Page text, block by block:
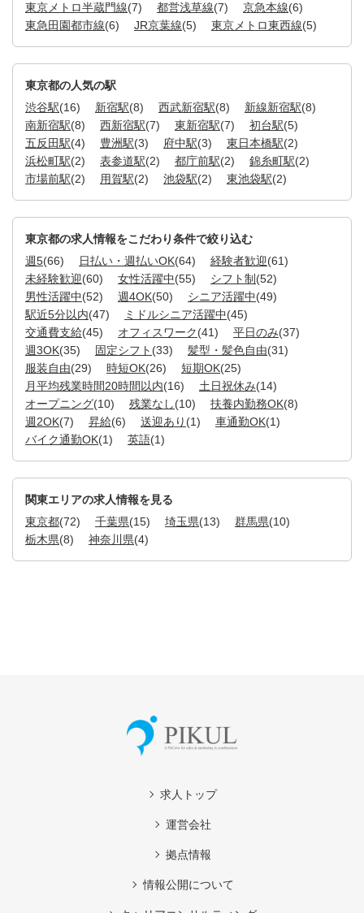
東京メトロ半蔵門線(7) 都営浅草線(7) 京急本線(6)
東急田園都市線(6) JR京葉線(5) 東京メトロ東西線(5)
東京都の人気の駅
渋谷駅(16) 新宿駅(8) 西武新宿駅(8) 新線新宿駅(8)
南新宿駅(8) 西新宿駅(7) 東新宿駅(7) 初台駅(5)
五反田駅(4) 豊洲駅(3) 府中駅(3) 東日本橋駅(2)
浜松町駅(2) 表参道駅(2) 都庁前駅(2) 錦糸町駅(2)
市場前駅(2) 用賀駅(2) 池袋駅(2) 東池袋駅(2)
東京都の求人情報をこだわり条件で絞り込む
週5(66) 日払い・週払いOK(64) 経験者歓迎(61)
未経験歓迎(60) 女性活躍中(55) シフト制 (52)
男性活躍中(52) 週4OK(50) シニア活躍中(49)
駅近5分以内(47) ミドルシニア活躍中(45)
交通費支給(45) オフィスワーク(41) 平日のみ(37)
週3OK(35) 固定シフト (33) 髪型・髪色自由(31)
服装自由(29) 時短OK(26) 短期OK(25)
月平均残業時間20時間以内(16) 土日祝休み(14)
オープニング(10) 残業なし(10) 扶養内勤務OK(8)
週2OK(7) 昇給(6) 送迎あり (1) 車通勤OK(1)
バイク通勤OK(1) 英語(1)
関東エリアの求人情報を見る
東京都(72) 千葉県(15) 埼玉県(13) 群馬県(10)
栃木県(8) 神奈川県(4)
求人トップ
運営会社
拠点情報
情報公開について